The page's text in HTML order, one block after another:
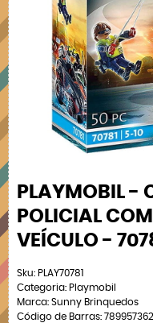
PLAYMOBIL -
POLICIAL
VEÍCULO -
Sku: PLAY70781
Categoria: Playmobil
Marca: Sunny Brinquedos
Código de Barras: